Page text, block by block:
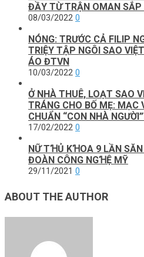
ĐẦΥ TỪ TRẬN OMAN SẮP
08/03/2022 0
NÓNG: TRƯỚC CẢ FΙLΙP
TRΙỆΥ TẬP NGÔΙ SAO
ÁO ĐTVN
10/03/2022 0
Ở NHÀ THUÊ, LOẠT SAO
TRÁNG CHO BỐ MẸ: MẠC
CHUẨN “CON NHÀ
17/02/2022 0
NỮ TꞪỦ KꞪOA 9 LẦN
ĐOÀN CÔNG NGꞪỆ MỸ
29/11/2021 0
ABOUT THE AUTHOR